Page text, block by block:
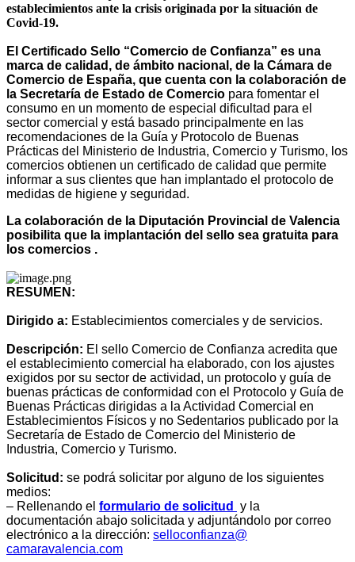
establecimientos ante la crisis originada por la situación de
Covid-19.
El Certificado Sello “Comercio de Confianza” es una
marca de calidad, de ámbito nacional, de la Cámara de
Comercio de España, que cuenta con la colaboración de
la Secretaría de Estado de Comercio para fomentar el
consumo en un momento de especial dificultad para el
sector comercial y está basado principalmente en las
recomendaciones de la Guía y Protocolo de Buenas
Prácticas del Ministerio de Industria, Comercio y Turismo, los
comercios obtienen un certificado de calidad que permite
informar a sus clientes que han implantado el protocolo de
medidas de higiene y seguridad.
La colaboración de la Diputación Provincial de Valencia
posibilita que la implantación del sello sea gratuita para
los comercios .
RESUMEN:
Dirigido a: Establecimientos comerciales y de servicios.
Descripción: El sello Comercio de Confianza acredita que
el establecimiento comercial ha elaborado, con los ajustes
exigidos por su sector de actividad, un protocolo y guía de
buenas prácticas de conformidad con el Protocolo y Guía de
Buenas Prácticas dirigidas a la Actividad Comercial en
Establecimientos Físicos y no Sedentarios publicado por la
Secretaría de Estado de Comercio del Ministerio de
Industria, Comercio y Turismo.
Solicitud: se podrá solicitar por alguno de los siguientes
medios:
– Rellenando el formulario de solicitud
y la
documentación abajo solicitada y adjuntándolo por correo
electrónico a la dirección: selloconfianza@
camaravalencia.com